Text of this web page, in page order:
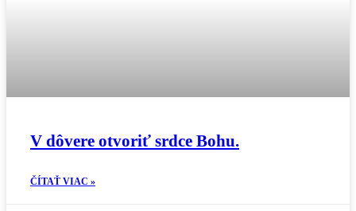
V dôvere otvoriť srdce Bohu.
ČÍTAŤ VIAC »